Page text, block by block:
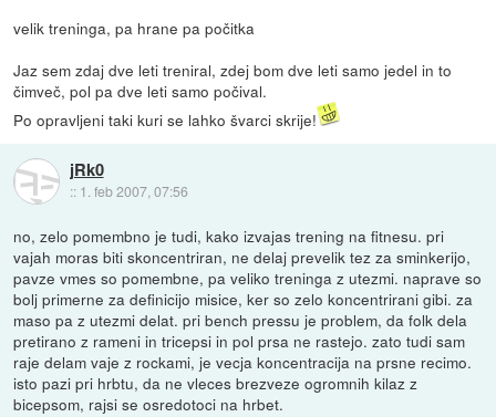
velik treninga, pa hrane pa počitka
Jaz sem zdaj dve leti treniral, zdej bom dve leti samo jedel in to
čimveč, pol pa dve leti samo počival.
Po opravljeni taki kuri se lahko švarci skrije!
jRk0
:: 1. feb 2007, 07:56
no, zelo pomembno je tudi, kako izvajas trening na fitnesu. pri
vajah moras biti skoncentriran, ne delaj prevelik tez za sminkerijo,
pavze vmes so pomembne, pa veliko treninga z utezmi. naprave so
bolj primerne za definicijo misice, ker so zelo koncentrirani gibi. za
maso pa z utezmi delat. pri bench pressu je problem, da folk dela
pretirano z rameni in tricepsi in pol prsa ne rastejo. zato tudi sam
raje delam vaje z rockami, je vecja koncentracija na prsne recimo.
isto pazi pri hrbtu, da ne vleces brezveze ogromnih kilaz z
bicepsom, rajsi se osredotoci na hrbet.